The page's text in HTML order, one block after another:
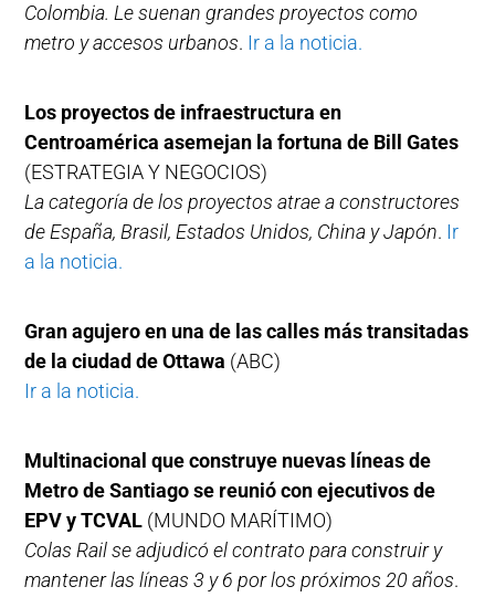
Colombia. Le suenan grandes proyectos como
metro y accesos urbanos. Ir a la noticia.
Los proyectos de infraestructura en
Centroamérica asemejan la fortuna de Bill Gates
(ESTRATEGIA Y NEGOCIOS)
La categoría de los proyectos atrae a constructores
de España, Brasil, Estados Unidos, China y Japón. Ir
a la noticia.
Gran agujero en una de las calles más transitadas
de la ciudad de Ottawa (ABC)
Ir a la noticia.
Multinacional que construye nuevas líneas de
Metro de Santiago se reunió con ejecutivos de
EPV y TCVAL (MUNDO MARÍTIMO)
Colas Rail se adjudicó el contrato para construir y
mantener las líneas 3 y 6 por los próximos 20 años.